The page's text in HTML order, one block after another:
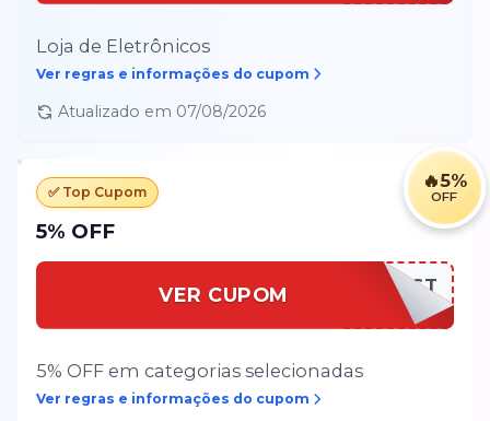
Loja de Eletrônicos
Ver regras e informações do cupom
Atualizado em 07/08/2026
🔥5%
OFF
✅ Top Cupom
5% OFF
VER CUPOMBEMVINDOFAST
5% OFF em categorias selecionadas
Ver regras e informações do cupom